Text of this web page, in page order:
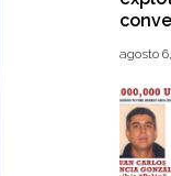
agosto